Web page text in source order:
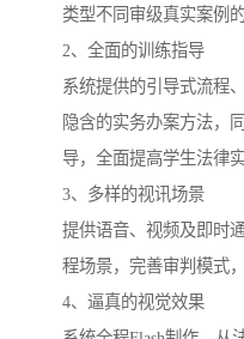
类型不同审级真实案例
2、全面的训练指导
系统提供的引导式流程
隐含的实务办案方法，
导，全面提高学生法律实
3、多样的视讯场景
提供语音、视频及即时
程场景，完善审判模式
4、逼真的视觉效果